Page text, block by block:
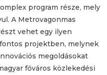
program része, mely
A Metrovagonmas
vehet egy ilyen
projektben, melynek
megoldásokat
főváros közlekedési